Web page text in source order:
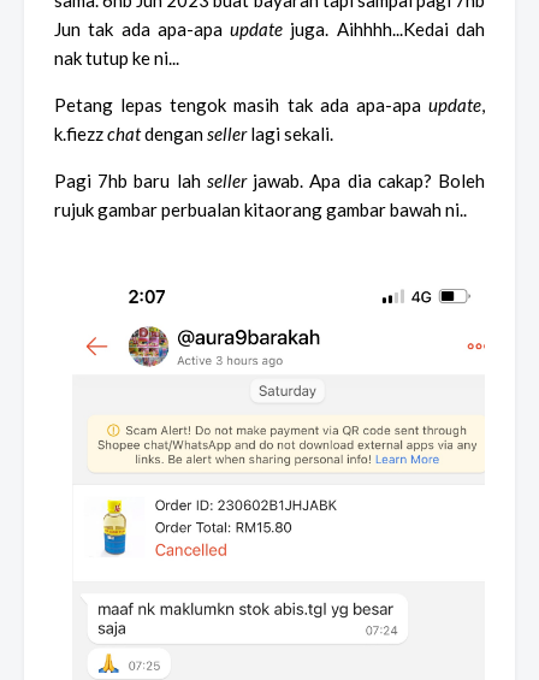
Jun tak ada apa-apaupdate juga. Aihhhh...Kedai dah
nak tutup ke ni...
Petang lepas tengok masih tak ada apa-apa update,
k.fiezzchatdengansellerlagi sekali.
Pagi 7hb baru lah sellerjawab. Apa dia cakap? Boleh
rujuk gambar perbualan kitaorang gambar bawah ni..